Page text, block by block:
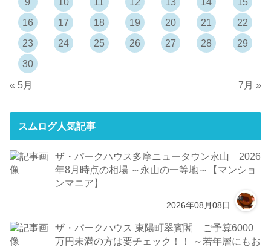
16
17 18 19 20 21
22
23
24 25 26 27 28
29
30
« 5月
7月 »
スムログ人気記事
ザ・パークハウス多摩ニュータウン永山 2026
年8月時点の相場 ～永山の一等地～【マンショ
ンマニア】
2026年08月08日
ザ・パークハウス 東陽町翠賓閣 ご予算6000
万円未満の方は要チェック！！ ～若年層にもお